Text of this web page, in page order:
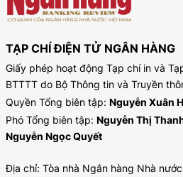
TẠP CHÍ ĐIỆN TỬ NGÂN HÀNG
Giấy phép hoạt động Tạp chí in và
BTTTT do Bộ Thông tin và Truyền
Quyền Tổng biên tập: Nguyễn Xuân
Phó Tổng biên tập: Nguyễn Thị
Nguyễn Ngọc Quyết
Địa chỉ: Tòa nhà Ngân hàng Nhà